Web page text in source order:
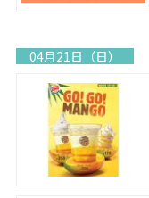
04月21日（日）